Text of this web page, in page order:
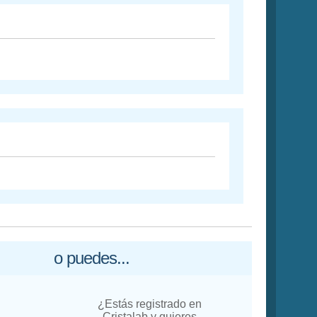
o puedes...
¿Estás registrado en